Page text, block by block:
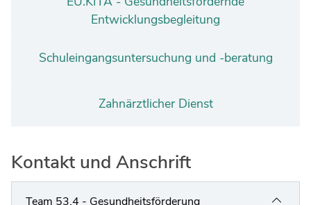
Entwicklungsbegleitung
Schuleingangsuntersuchung und -beratung
Zahnärztlicher Dienst
Kontakt und Anschrift
Team 53.4 - Gesundheitsförderung